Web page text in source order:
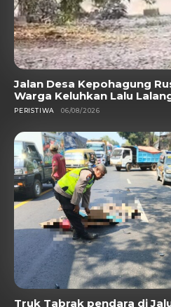
Jalan Desa Kepohagung
Warga Keluhkan Lalu
PERISTIWA 06/08/2026
Truk Tabrak pendara di